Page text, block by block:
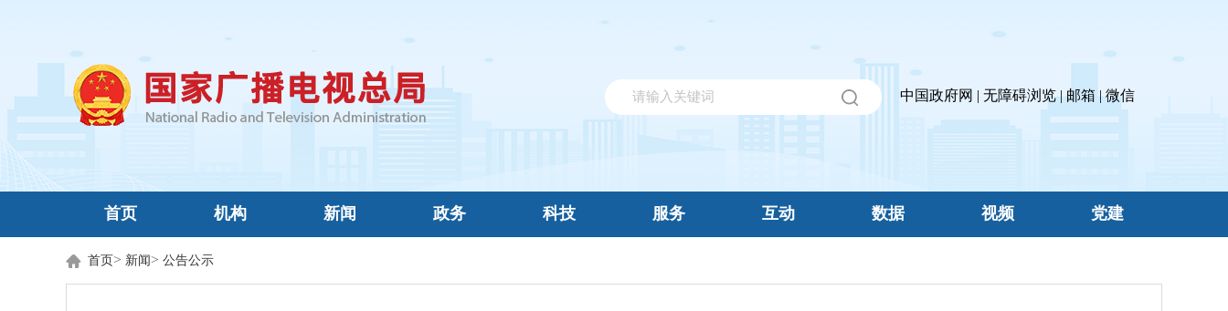
中国政府网 | 无障碍浏览|邮箱 |微信
首页 机构 新闻 政务 科技 服务 互动 数据 视频 党建
首页> 新闻 > 公告公示